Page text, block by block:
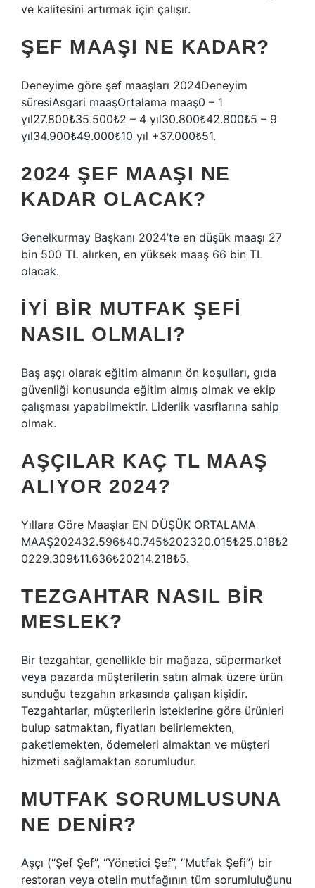
ve kalitesini artırmak için çalışır.
ŞEF MAAŞI NE KADAR?
Deneyime göre şef maaşları 2024Deneyim
süresiAsgari maaşOrtalama maaş0 – 1
yıl27.800₺35.500₺2 – 4 yıl30.800₺42.800₺5 – 9
yıl34.900₺49.000₺10 yıl +37.000₺51.
2024 ŞEF MAAŞI NE
KADAR OLACAK?
Genelkurmay Başkanı 2024’te en düşük maaşı 27
bin 500 TL alırken, en yüksek maaş 66 bin TL
olacak.
İYI BIR MUTFAK ŞEFI
NASIL OLMALI?
Baş aşçı olarak eğitim almanın ön koşulları, gıda
güvenliği konusunda eğitim almış olmak ve ekip
çalışması yapabilmektir. Liderlik vasıflarına sahip
olmak.
AŞÇILAR KAÇ TL MAAŞ
ALIYOR 2024?
Yıllara Göre Maaşlar EN DÜŞÜK ORTALAMA
MAAŞ202432.596₺40.745₺202320.015₺25.018₺2
0229.309₺11.636₺20214.218₺5.
TEZGAHTAR NASIL BIR
MESLEK?
Bir tezgahtar, genellikle bir mağaza, süpermarket
veya pazarda müşterilerin satın almak üzere ürün
sunduğu tezgahın arkasında çalışan kişidir.
Tezgahtarlar, müşterilerin isteklerine göre ürünleri
bulup satmaktan, fiyatları belirlemekten,
paketlemekten, ödemeleri almaktan ve müşteri
hizmeti sağlamaktan sorumludur.
MUTFAK SORUMLUSUNA
NE DENIR?
Aşçı (“Şef Şef”, “Yönetici Şef”, “Mutfak Şefi”) bir
restoran veya otelin mutfağının tüm sorumluluğunu